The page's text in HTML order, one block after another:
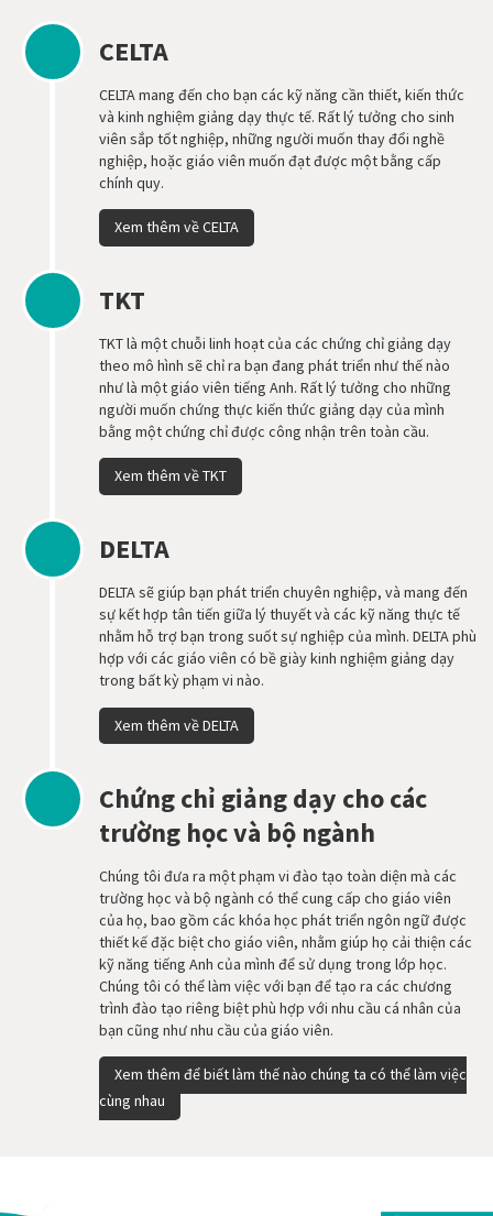
CELTA
CELTA mang đến cho bạn các kỹ năng cần thiết, kiến thức
và kinh nghiệm giảng dạy thực tế. Rất lý tưởng cho sinh
viên sắp tốt nghiệp, những người muốn thay đổi nghề
nghiệp, hoặc giáo viên muốn đạt được một bằng cấp
chính quy.
Xem thêm về CELTA
TKT
TKT là một chuỗi linh hoạt của các chứng chỉ giảng dạy
theo mô hình sẽ chỉ ra bạn đang phát triển như thế nào
như là một giáo viên tiếng Anh. Rất lý tưởng cho những
người muốn chứng thực kiến thức giảng dạy của mình
bằng một chứng chỉ được công nhận trên toàn cầu.
Xem thêm về TKT
DELTA
DELTA sẽ giúp bạn phát triển chuyên nghiệp, và mang đến
sự kết hợp tân tiến giữa lý thuyết và các kỹ năng thực tế
nhằm hỗ trợ bạn trong suốt sự nghiệp của mình. DELTA phù
hợp với các giáo viên có bề giày kinh nghiệm giảng dạy
trong bất kỳ phạm vi nào.
Xem thêm về DELTA
Chứng chỉ giảng dạy cho các
trường học và bộ ngành
Chúng tôi đưa ra một phạm vi đào tạo toàn diện mà các
trường học và bộ ngành có thể cung cấp cho giáo viên
của họ, bao gồm các khóa học phát triển ngôn ngữ được
thiết kế đặc biệt cho giáo viên, nhằm giúp họ cải thiện các
kỹ năng tiếng Anh của mình để sử dụng trong lớp học.
Chúng tôi có thể làm việc với bạn để tạo ra các chương
trình đào tạo riêng biệt phù hợp với nhu cầu cá nhân của
bạn cũng như nhu cầu của giáo viên.
Xem thêm để biết làm thế nào chúng ta có thể làm việc
cùng nhau